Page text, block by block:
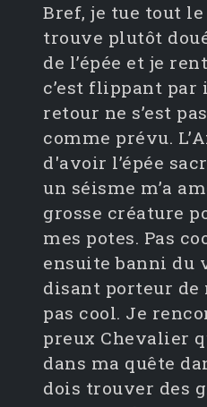
Bref, je tue tout le
trouve plutôt
de l’épée et je
c’est flippant par
retour ne s’est
comme prévu.
d'avoir l’épée
un séisme m’a
grosse créature
mes potes. Pas
ensuite banni du
disant porteur de
pas cool. Je
preux Chevalier
dans ma quête
dois trouver des